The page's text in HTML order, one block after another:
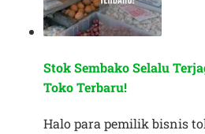
Stok Sembako Selalu
Toko Terbaru!
Halo para pemilik bisnis